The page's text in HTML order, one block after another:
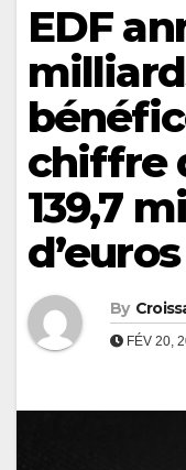
EDF
chiffre
139,7
By
FÉV 20,